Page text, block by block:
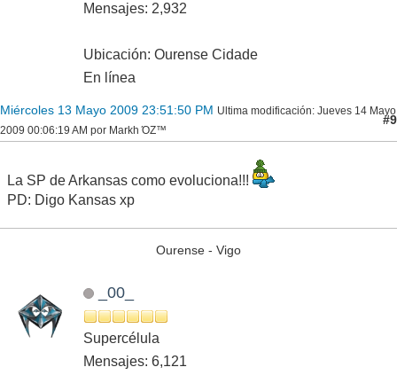
Mensajes: 2,932
Ubicación: Ourense Cidade
En línea
Miércoles 13 Mayo 2009 23:51:50 PM Ultima modificación: Jueves 14 Mayo
2009 00:06:19 AM por Markh ΌZ™
#9
La SP de Arkansas como evoluciona!!!
PD: Digo Kansas xp
Ourense - Vigo
_00_
Supercélula
Mensajes: 6,121